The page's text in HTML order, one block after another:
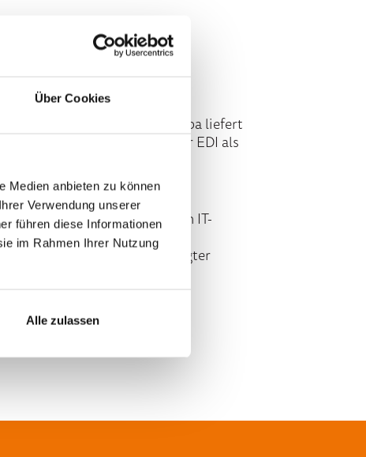
Über Cookies
Medien anbieten zu können
Verwendung unserer
führen diese Informationen
im Rahmen Ihrer Nutzung
Alle zulassen
Systemhäuser, Reseller,
400 Händlern in ganz Europa liefert
nahtlosen Einkauf über EDI als
Anbieter im Bereich IT-
IT-Security-Konzepte, IT-
Landschaft und digital geprägter